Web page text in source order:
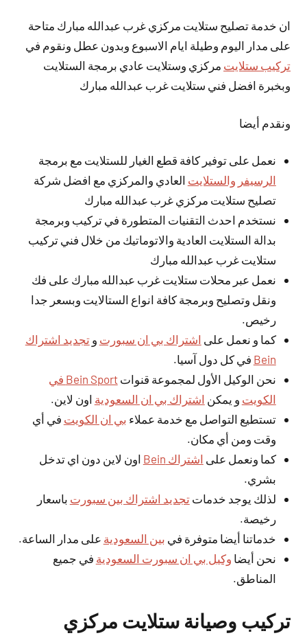
ان خدمة تصليح ستلايت مركزي غرب عبدالله مبارك متاحة
على مدار اليوم وطيلة ايام الاسبوع وبدون عطل ونقوم في
تركيب ستلايت مركزي وستلايت عادي برمجة الستلايت
وبخبرة افضل فني ستلايت غرب عبدالله مبارك
ونقدم أيضا
نعمل على توفير كافة قطع الغيار للستلايت مع برمجة
الرسيفر والستلايت العادي والمركزي مع افضل شركة
تصليح ستلايت مركزي غرب عبدالله مبارك
نستخدم احدث التقنيات المتطورة في تركيب وبرمجة
بدالة الستلايت العادية والاتوماتيك من خلال فني تركيب
ستلايت غرب عبدالله مبارك
نعمل عبر محلات ستلايت غرب عبدالله مبارك على فك
ونقل وتصليح وبرمجة كافة انواع الستالايت وبسعر جدا
رخيص.
كما و نعمل على اشتراك بي ان سبورت وتجديد اشتراك
Bein في كل دول آسيا.
نحن الوكيل الأول لمجموعة قنوات
Bein Sport في
الكويت و يمكن اشتراك بي ان السعودية اون لاين.
تستطيع التواصل مع خدمة عملاء بي ان الكويت في أي
وقت ومن أي مكان.
كما ونعمل على اشتراك Bein
اون لاين دون اي تدخل
بشري.
لذلك يوجد خدماتتجديد اشتراك بين سبورت باسعار
رخيصة.
خدماتنا أيضا متوفرة في بين السعودية على مدار الساعة.
نحن أيضا وكيل بي ان سبورت السعودية في جميع
المناطق.
تركيب وصيانة ستلايت مركزي